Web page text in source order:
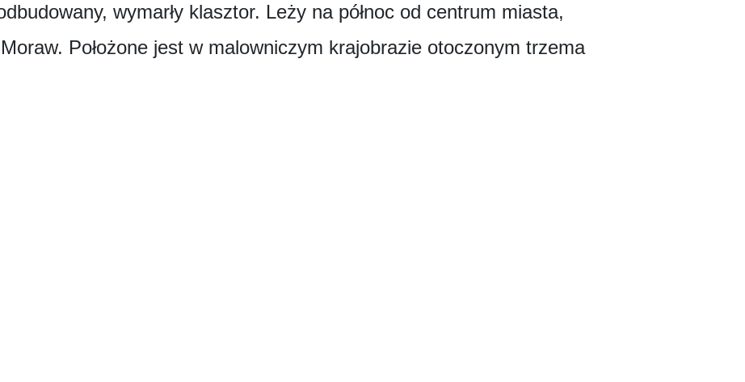
wymarły klasztor. Leży na północ od centrum miasta,
Położone jest w malowniczym krajobrazie otoczonym trzema